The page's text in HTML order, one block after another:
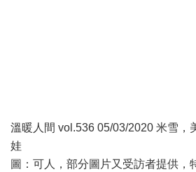
溫暖人間 vol.536 05/03/2020 米雪，
娃
圖：可人，部分圖片又受訪者提供，